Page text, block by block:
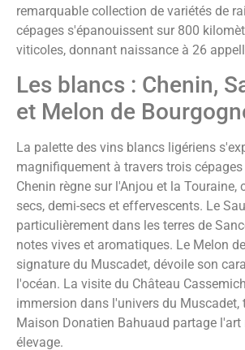
remarquable collection de variétés de
cépages s'épanouissent sur 800
viticoles, donnant naissance à 26
Les blancs : Chenin,
et Melon de
La palette des vins blancs ligériens
magnifiquement à travers trois
Chenin règne sur l'Anjou et la Touraine,
secs, demi-secs et effervescents. Le
particulièrement dans les terres de
notes vives et aromatiques. Le Melon
signature du Muscadet, dévoile son
l'océan. La visite du Château
immersion dans l'univers du Muscadet,
Maison Donatien Bahuaud partage l'art
élevage.